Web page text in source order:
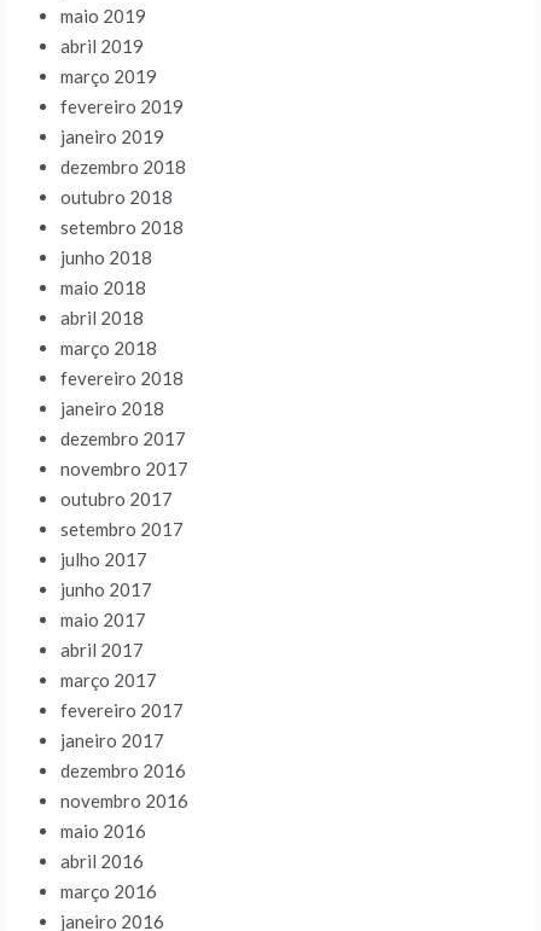
maio 2019
abril 2019
março 2019
fevereiro 2019
janeiro 2019
dezembro 2018
outubro 2018
setembro 2018
junho 2018
maio 2018
abril 2018
março 2018
fevereiro 2018
janeiro 2018
dezembro 2017
novembro 2017
outubro 2017
setembro 2017
julho 2017
junho 2017
maio 2017
abril 2017
março 2017
fevereiro 2017
janeiro 2017
dezembro 2016
novembro 2016
maio 2016
abril 2016
março 2016
janeiro 2016